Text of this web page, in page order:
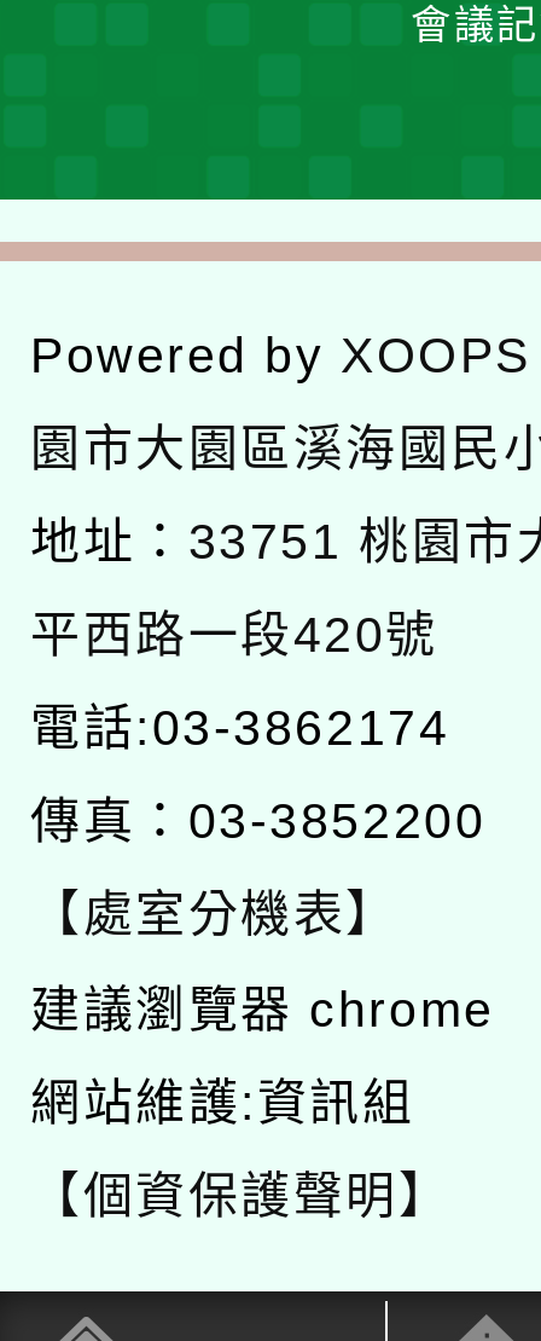
會議
Powered by XOOPS
園市大園區溪海國民
地址： 33751 桃園市
平西路一段420號
電話:03-3862174
傳真：03-3852200
【處室分機表】
建議瀏覽器 chrome
網站維護:資訊組
【個資保護聲明】